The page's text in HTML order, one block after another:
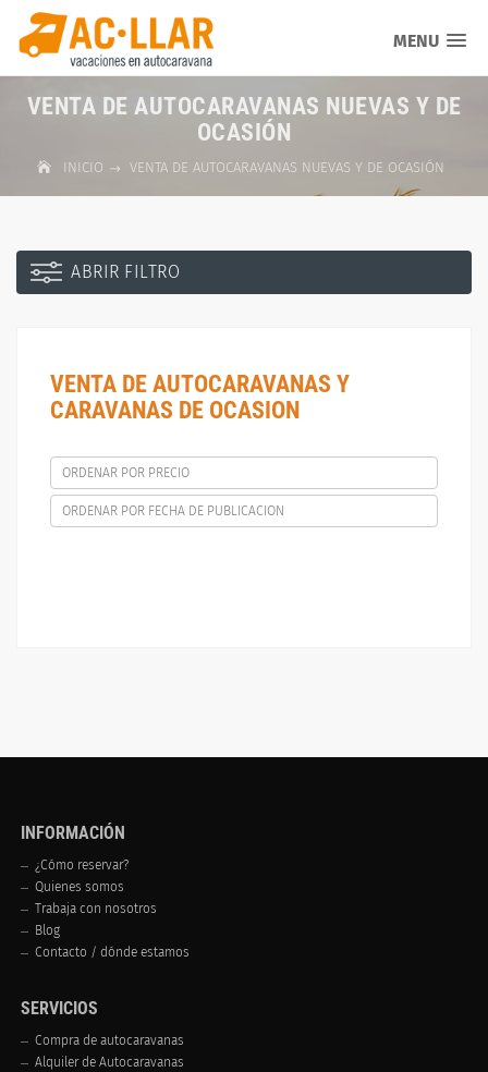
MENU
VENTA DE AUTOCARAVANAS NUEVAS Y DE
OCASIÓN
INICIO VENTA DE AUTOCARAVANAS NUEVAS Y DE OCASIÓN
ABRIR FILTRO
VENTA DE AUTOCARAVANAS Y
CARAVANAS DE OCASION
ORDENAR POR PRECIO
ORDENAR POR FECHA DE PUBLICACION
INFORMACIÓN
¿Cómo reservar?
Quienes somos
Trabaja con nosotros
Blog
Contacto / dónde estamos
SERVICIOS
Compra de autocaravanas
Alquiler de Autocaravanas